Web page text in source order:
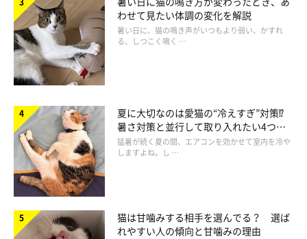
不安・威嚇：「大きめ」×「長め」×「低
わせて見たい体調の変化を解説
暑い日に、猫の鳴き声がいつもより弱い、かすれ
る、しつこく鳴く …
夏に大切なのは愛猫の“冷えすぎ”対策⁉
暑さ対策と並行して取り入れたい4つの
工夫
猛暑が続く夏の間、エアコンを効かせて室内を冷や
しますよね。し …
猫は甘噛みする相手を選んでる？ 選ば
れやすい人の傾向と甘噛みの理由